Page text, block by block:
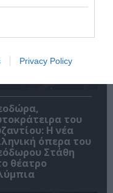
Privacy Policy
του
Η νέα
όπερα του
Στάθη
θέατρο